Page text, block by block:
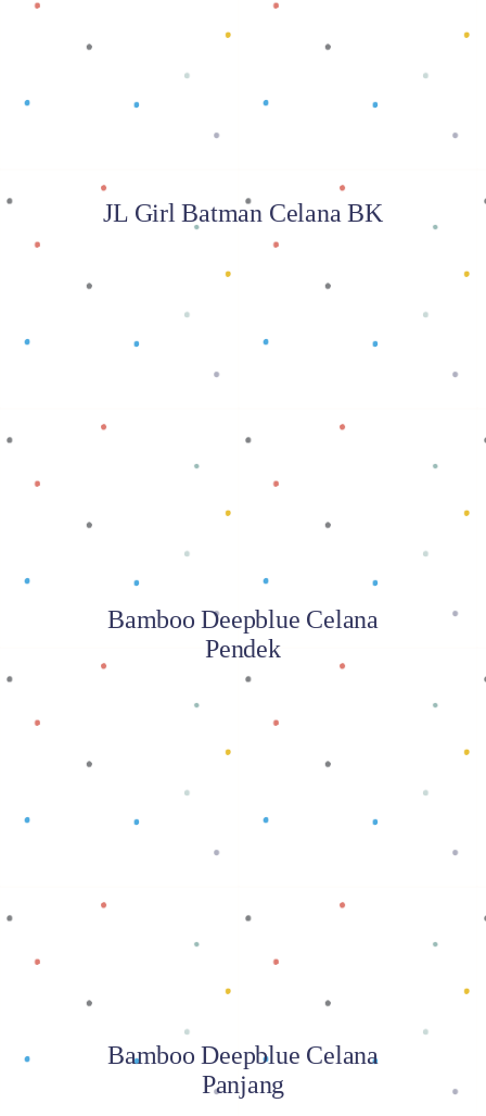
Baca selengkapnya
JL Girl Batman Celana BK
Bamboo Deepblue Celana
Pendek
Baca selengkapnya
Bamboo Deepblue Celana
Panjang